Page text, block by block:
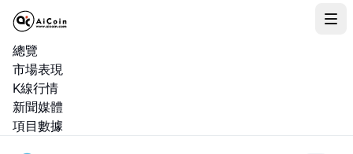
總覽
市場表現
K線行情
新聞媒體
項目數據